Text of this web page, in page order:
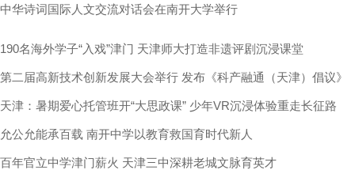
中华诗词国际人文交流对话会在南开大学举行
190名海外学子“入戏”津门 天津师大打造非遗评剧沉浸课堂
第二届高新技术创新发展大会举行 发布《科产融通（天津）倡议》
天津：暑期爱心托管班开“大思政课” 少年VR沉浸体验重走长征路
允公允能承百载 南开中学以教育救国育时代新人
百年官立中学津门薪火 天津三中深耕老城文脉育英才